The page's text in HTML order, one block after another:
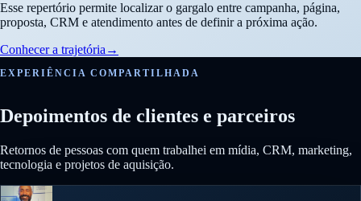
Esse repertório permite localizar o gargalo entre campanha, página,
proposta, CRM e atendimento antes de definir a próxima ação.
Conhecer a trajetória →
EXPERIÊNCIA COMPARTILHADA
Depoimentos de clientes e parceiros
Retornos de pessoas com quem trabalhei em mídia, CRM, marketing,
tecnologia e projetos de aquisição.